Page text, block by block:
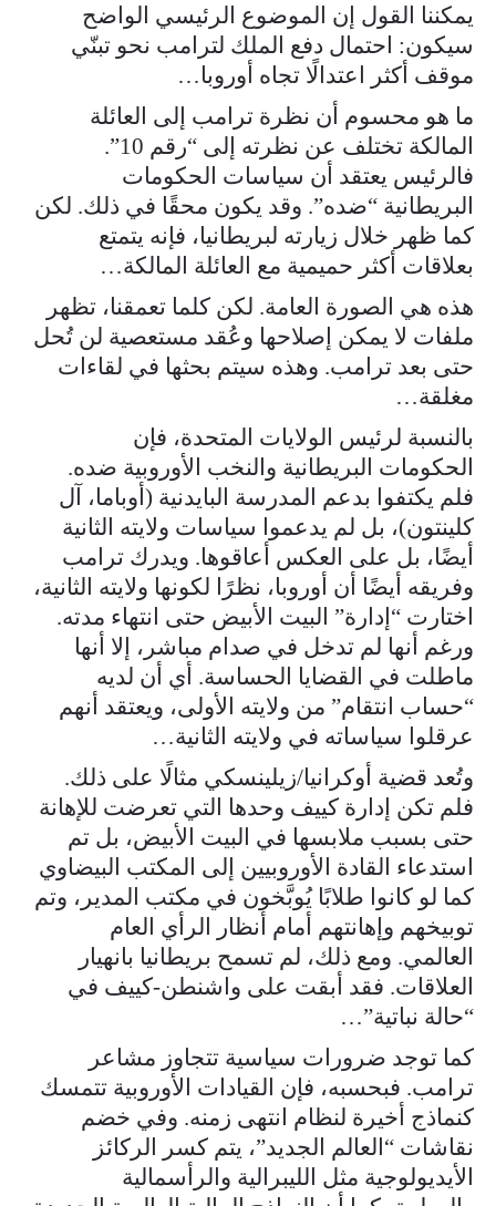
يمكننا القول إن الموضوع الرئيسي الواضح
سيكون: احتمال دفع الملك لترامب نحو تبنّي
موقف أكثر اعتدالًا تجاه أوروبا…
ما هو محسوم أن نظرة ترامب إلى العائلة
المالكة تختلف عن نظرته إلى “رقم 10”.
فالرئيس يعتقد أن سياسات الحكومات
البريطانية “ضده”. وقد يكون محقًا في ذلك. لكن
كما ظهر خلال زيارته لبريطانيا، فإنه يتمتع
بعلاقات أكثر حميمية مع العائلة المالكة…
هذه هي الصورة العامة. لكن كلما تعمقنا، تظهر
ملفات لا يمكن إصلاحها وعُقد مستعصية لن تُحل
حتى بعد ترامب. وهذه سيتم بحثها في لقاءات
مغلقة…
بالنسبة لرئيس الولايات المتحدة، فإن
الحكومات البريطانية والنخب الأوروبية ضده.
فلم يكتفوا بدعم المدرسة البايدنية (أوباما، آل
كلينتون)، بل لم يدعموا سياسات ولايته الثانية
أيضًا، بل على العكس أعاقوها. ويدرك ترامب
وفريقه أيضًا أن أوروبا، نظرًا لكونها ولايته الثانية،
اختارت “إدارة” البيت الأبيض حتى انتهاء مدته.
ورغم أنها لم تدخل في صدام مباشر، إلا أنها
ماطلت في القضايا الحساسة. أي أن لديه
“حساب انتقام” من ولايته الأولى، ويعتقد أنهم
عرقلوا سياساته في ولايته الثانية…
وتُعد قضية أوكرانيا/زيلينسكي مثالًا على ذلك.
فلم تكن إدارة كييف وحدها التي تعرضت للإهانة
حتى بسبب ملابسها في البيت الأبيض، بل تم
استدعاء القادة الأوروبيين إلى المكتب البيضاوي
كما لو كانوا طلابًا يُوبَّخون في مكتب المدير، وتم
توبيخهم وإهانتهم أمام أنظار الرأي العام
العالمي. ومع ذلك، لم تسمح بريطانيا بانهيار
العلاقات. فقد أبقت على واشنطن-كييف في
“حالة نباتية”…
كما توجد ضرورات سياسية تتجاوز مشاعر
ترامب. فبحسبه، فإن القيادات الأوروبية تتمسك
كنماذج أخيرة لنظام انتهى زمنه. وفي خضم
نقاشات “العالم الجديد”، يتم كسر الركائز
الأيديولوجية مثل الليبرالية والرأسمالية